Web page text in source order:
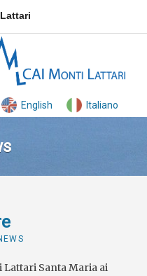
English Italiano
Lattari Santa Maria ai